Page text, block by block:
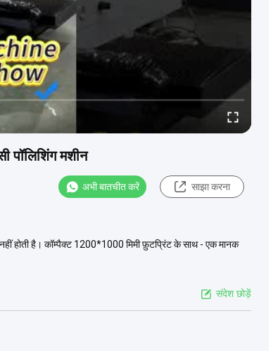
पॉलिशिंग मशीन
अभी बातचीत करें साझा करना
होती है। कॉम्पैक्ट 1200*1000 मिमी फ़ुटप्रिंट के साथ - एक मानक
संदेश छोड़ें